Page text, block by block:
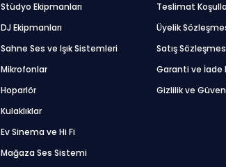
Stüdyo Ekipmanları
DJ Ekipmanları
Sahne Ses ve Işık Sistemleri
Mikrofonlar
Hoparlör
Kulaklıklar
Ev Sinema ve Hi Fi
Mağaza Ses Sistemi
Teslimat
Üyelik
Satış
Garanti ve İade
Gizlilik ve